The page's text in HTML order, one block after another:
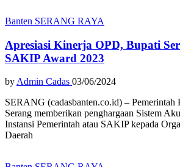
Banten SERANG RAYA
Apresiasi Kinerja OPD, Bupati
SAKIP Award 2023
byAdmin Cadas 03/06/2024
SERANG (cadasbanten.co.id) – Pemerintah
Serang memberikan penghargaan Sistem
Instansi Pemerintah atau SAKIP kepada
Daerah